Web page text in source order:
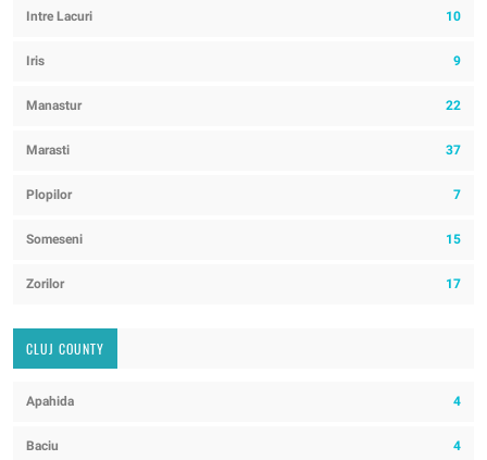
Intre Lacuri 10
Iris 9
Manastur 22
Marasti 37
Plopilor 7
Someseni 15
Zorilor 17
CLUJ COUNTY
Apahida 4
Baciu 4